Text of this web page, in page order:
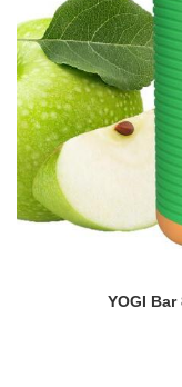
YOGI